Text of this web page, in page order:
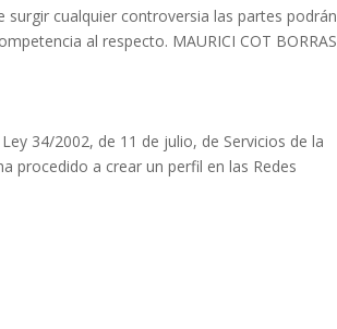
cualquier controversia las partes podrán
al respecto. MAURICI COT BORRAS
34/2002, de 11 de julio, de Servicios de la
procedido a crear un perfil en las Redes